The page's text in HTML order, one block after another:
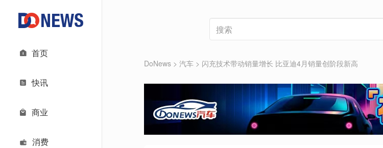
首页
快讯
商业
消费
DoNews > 汽车 > 闪充技术带动销量增长 比亚迪4月销量创阶段新高